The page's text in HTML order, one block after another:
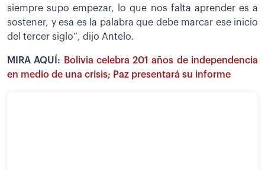
siempre supo empezar, lo que nos falta aprender es a
sostener, y esa es la palabra que debe marcar ese inicio
del tercer siglo”, dijo Antelo.
MIRA AQUÍ:
Bolivia celebra 201 años de independencia
en medio de una crisis; Paz presentará su informe